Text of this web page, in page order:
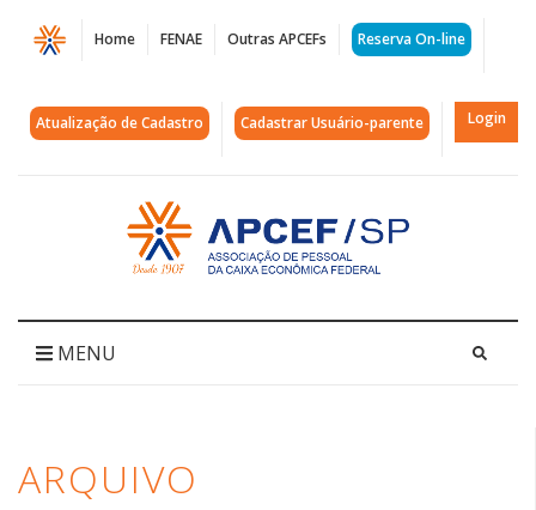
Página
Arquivos
BB
APCEF/SP
Home FENAE Outras APCEFs Reserva On-line
Atualização de Cadastro Cadastrar Usuário-parente Login
Acessar
página
inicial
MENU
ARQUIVO